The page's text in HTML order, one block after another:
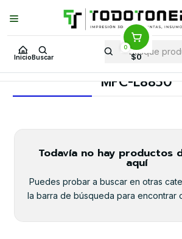
Inicio Buscar
0
$0
Puedes Elegir: Comprar enTienda· Despacho
Tienda en24 Horas
Inicio Toner y tambor Toner Original
Equipos BROTHER
MFC-L8850
Todavía no hay productos
aquí
Puedes probar a buscar en otras
la barra de búsqueda para encontrar